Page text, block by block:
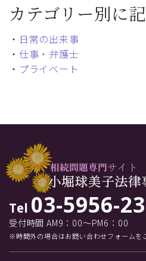
カテゴリー別に
・ 日常の出来事
・ 仕事・弁護士
・ プライベート
Tel 03-5956-
受付時間 AM9：00～PM6：00
※時間外の場合はお問い合わせフォームを